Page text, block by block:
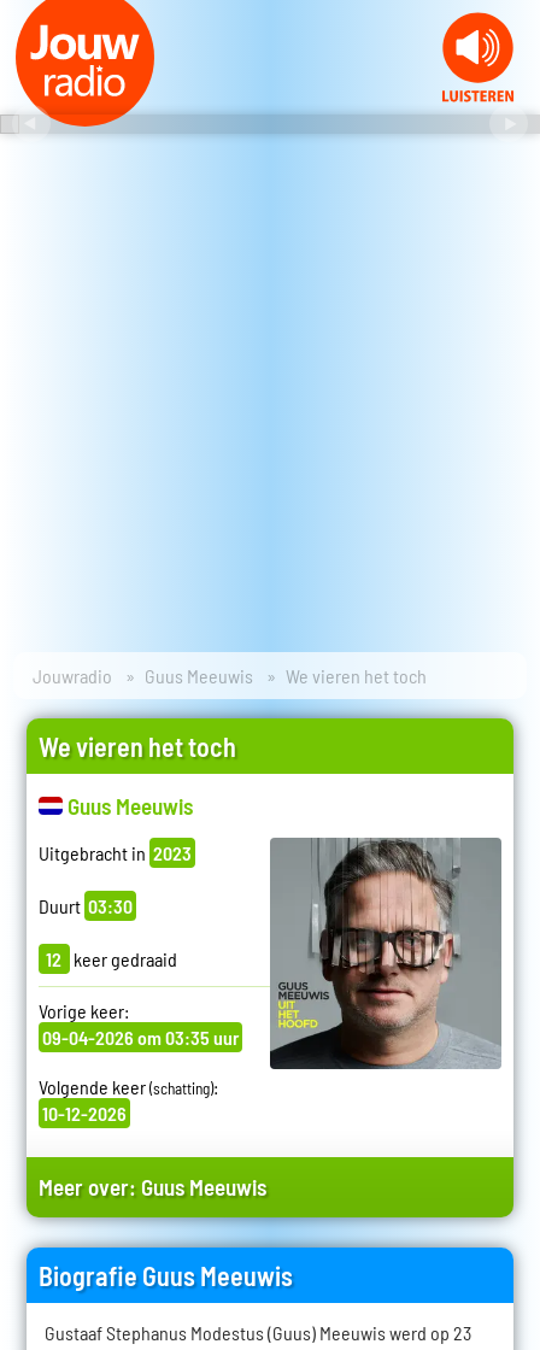
Jouwradio Guus Meeuwis We vieren het toch
We vieren het toch
Guus Meeuwis
Uitgebracht in 2023
Duurt 03:30
12 keer gedraaid
Vorige keer:
09-04-2026 om 03:35 uur
Volgende keer(schatting):
10-12-2026
Meer over: Guus Meeuwis
Biografie Guus Meeuwis
Gustaaf Stephanus Modestus (Guus) Meeuwis werd op 23